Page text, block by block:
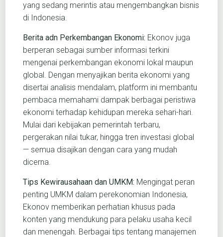
yang sedang merintis atau mengembangkan bisnis
di Indonesia.
Berita adn Perkembangan Ekonomi: Ekonov juga
berperan sebagai sumber informasi terkini
mengenai perkembangan ekonomi lokal maupun
global. Dengan menyajikan berita ekonomi yang
disertai analisis mendalam, platform ini membantu
pembaca memahami dampak berbagai peristiwa
ekonomi terhadap kehidupan mereka sehari-hari.
Mulai dari kebijakan pemerintah terbaru,
pergerakan nilai tukar, hingga tren investasi global
— semua disajikan dengan cara yang mudah
dicerna.
Tips Kewirausahaan dan UMKM: Mengingat peran
penting UMKM dalam perekonomian Indonesia,
Ekonov memberikan perhatian khusus pada
konten yang mendukung para pelaku usaha kecil
dan menengah. Berbagai tips tentang manajemen